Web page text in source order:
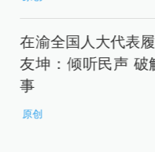
在渝全国人大代表
友坤：倾听民声 破
事
原创